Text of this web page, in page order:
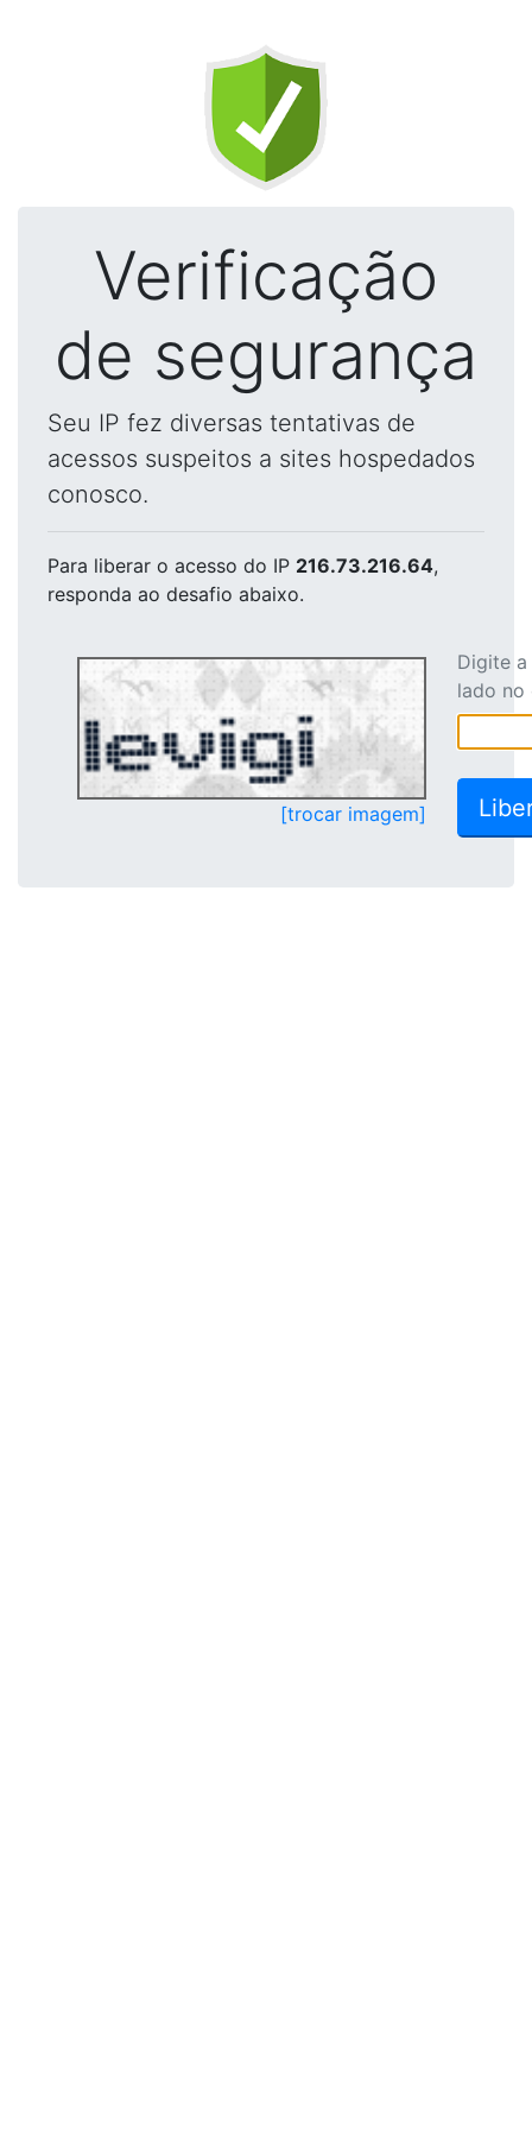
Verificação
de segurança
Seu IP fez diversas tentativas de
acessos suspeitos a sites hospedados
conosco.
Para liberar o acesso do IP 216.73.216.64,
responda ao desafio abaixo.
[trocar imagem]
Digite
lado no